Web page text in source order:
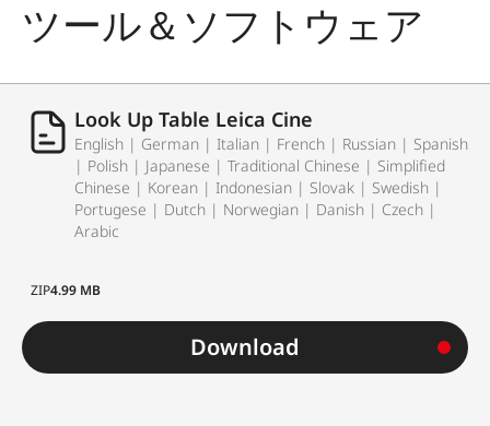
ツール＆ソフトウェア
Look Up Table Leica Cine
English | German | Italian | French | Russian | Spanish
| Polish | Japanese | Traditional Chinese | Simplified
Chinese | Korean | Indonesian | Slovak | Swedish |
Portugese | Dutch | Norwegian | Danish | Czech |
Arabic
ZIP4.99 MB
Download